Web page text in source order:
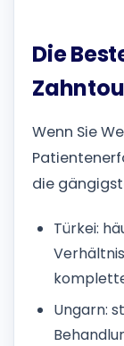
Die
Wenn Sie
die
Türkei:
Ungarn: